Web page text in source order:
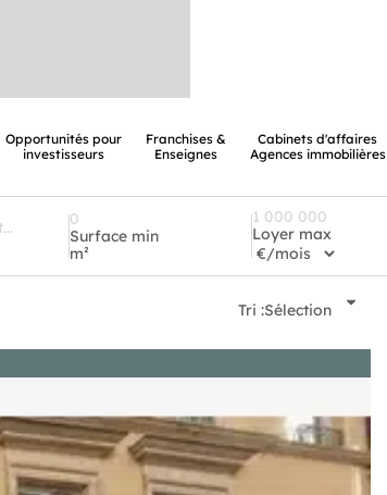
Opportunités pour
investisseurs
Franchises &
Enseignes
Cabinets d'affaires
Agences immobilières
Surface min
m²
Loyer max
Tri :Sélection